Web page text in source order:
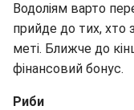
Водоліям варто
прийде до тих, хто
меті. Ближче до
фінансовий бонус.
Риби